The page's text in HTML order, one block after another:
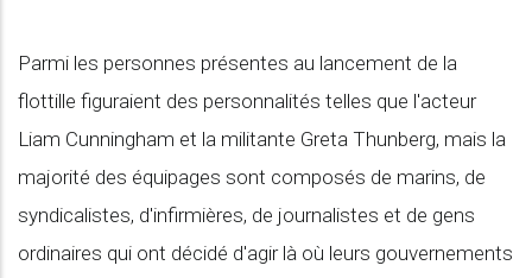
Parmi les personnes présentes au lancement de la
flottille figuraient des personnalités telles que l'acteur
Liam Cunningham et la militante Greta Thunberg, mais la
majorité des équipages sont composés de marins, de
syndicalistes, d'infirmières, de journalistes et de gens
ordinaires qui ont décidé d'agir là où leurs gouvernements